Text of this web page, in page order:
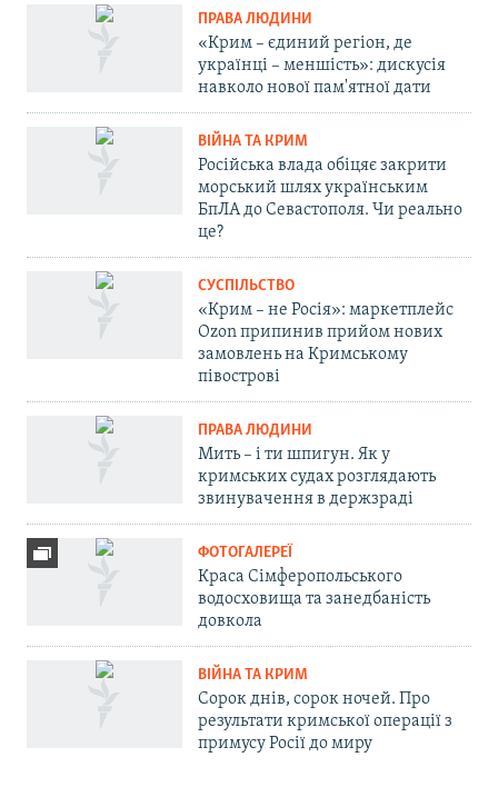
ПРАВА ЛЮДИНИ
«Крим – єдиний регіон, де
українці – меншість»: дискусія
навколо нової пам'ятної дати
ВІЙНА ТА КРИМ
Російська влада обіцяє закрити
морський шлях українським
БпЛА до Севастополя. Чи реально
це?
СУСПІЛЬСТВО
«Крим – не Росія»: маркетплейс
Ozon припинив прийом нових
замовлень на Кримському
півострові
ПРАВА ЛЮДИНИ
Мить – і ти шпигун. Як у
кримських судах розглядають
звинувачення в держзраді
ФОТОГАЛЕРЕЇ
Краса Сімферопольського
водосховища та занедбаність
довкола
ВІЙНА ТА КРИМ
Сорок днів, сорок ночей. Про
результати кримської операції з
примусу Росії до миру